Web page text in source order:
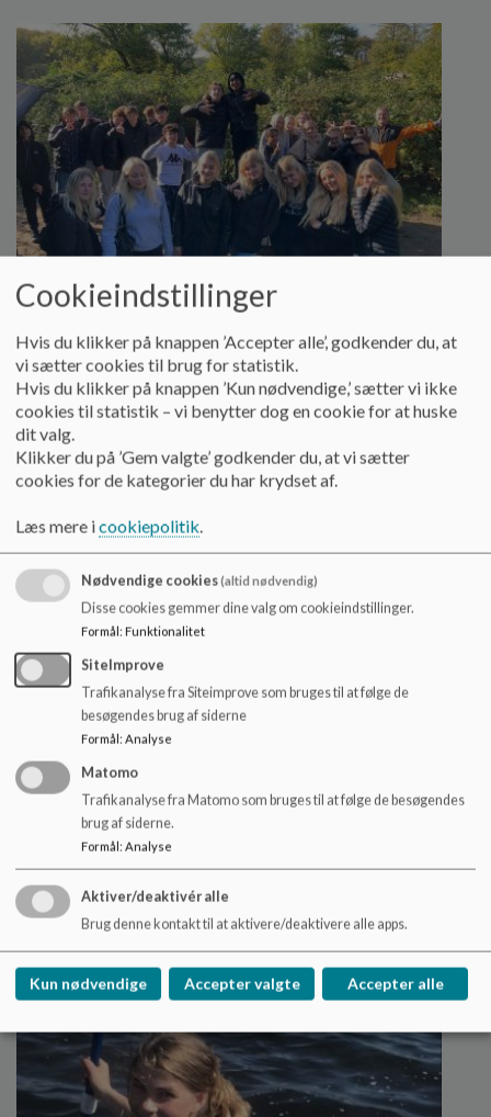
10. klasse
Vi har informationsmøde onsdag den 28. januar
2026 kl. 16.30-18.00
Læs mere
SFO
Her kan du finde dokumenter og oplysninger om
SFO'en
Læs mere
Cookieindstillinger
Hvis du klikker på knappen ’Accepter alle’, godkender du, at
vi sætter cookies til brug for statistik.
Hvis du klikker på knappen ’Kun nødvendige,’ sætter vi ikke
cookies til statistik – vi benytter dog en cookie for at huske
dit valg.
Klikker du på ’Gem valgte’ godkender du, at vi sætter
cookies for de kategorier du har krydset af.
Læs mere icookiepolitik.
Nødvendige cookies(altid nødvendig)
Disse cookies gemmer dine valg om cookieindstillinger.
Formål: Funktionalitet
SiteImprove
Trafikanalyse fra Siteimprove som bruges til at følge de
besøgendes brug af siderne
Formål: Analyse
Matomo
Trafikanalyse fra Matomo som bruges til at følge de besøgendes
brug af siderne.
Formål: Analyse
Aktiver/deaktivér alle
Brug denne kontakt til at aktivere/deaktivere alle apps.
Kun nødvendige Accepter valgte Accepter alle